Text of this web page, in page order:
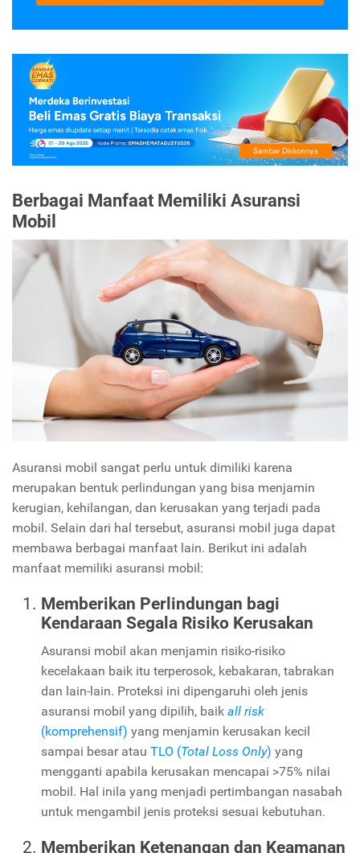
Berbagai Manfaat Memiliki Asuransi
Mobil
Asuransi mobil sangat perlu untuk dimiliki karena
merupakan bentuk perlindungan yang bisa menjamin
kerugian, kehilangan, dan kerusakan yang terjadi pada
mobil. Selain dari hal tersebut, asuransi mobil juga dapat
membawa berbagai manfaat lain. Berikut ini adalah
manfaat memiliki asuransi mobil:
Memberikan Perlindungan bagi
Kendaraan Segala Risiko Kerusakan
Asuransi mobil akan menjamin risiko-risiko
kecelakaan baik itu terperosok, kebakaran, tabrakan
dan lain-lain. Proteksi ini dipengaruhi oleh jenis
asuransi mobil yang dipilih, baik all risk
(komprehensif) yang menjamin kerusakan kecil
sampai besar atau TLO (Total Loss Only) yang
mengganti apabila kerusakan mencapai >75% nilai
mobil. Hal inila yang menjadi pertimbangan nasabah
untuk mengambil jenis proteksi sesuai kebutuhan.
Memberikan Ketenangan dan Keamanan